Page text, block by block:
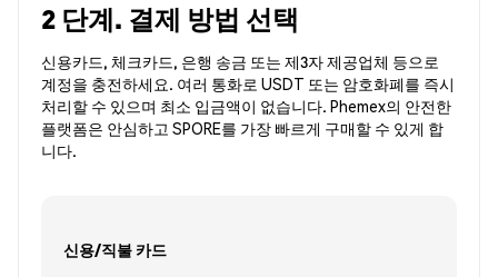
2 단계. 결제 방법 선택
신용카드, 체크카드, 은행 송금 또는 제3자 제공업체 등으로
계정을 충전하세요. 여러 통화로 USDT 또는 암호화폐를 즉시
처리할 수 있으며 최소 입금액이 없습니다. Phemex의 안전한
플랫폼은 안심하고 SPORE를 가장 빠르게 구매할 수 있게 합
니다.
신용/직불 카드